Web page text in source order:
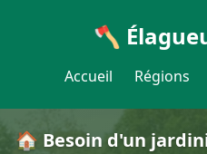
🪓
Accueil Régions
🏠 Besoin d'un